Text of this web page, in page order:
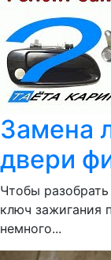
Замена
двери
Чтобы
ключ зажигания
немного...